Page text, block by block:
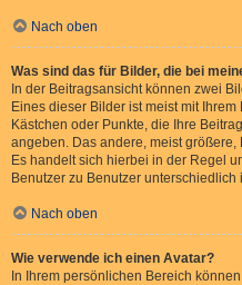
Nach oben
Was sind das für Bilder, die bei
In der Beitragsansicht können zwei
Eines dieser Bilder ist meist mit
Kästchen oder Punkte, die Ihre
angeben. Das andere, meist größere,
Es handelt sich hierbei in der Regel
Benutzer zu Benutzer unterschiedlich
Nach oben
Wie verwende ich einen Avatar?
In Ihrem persönlichen Bereich